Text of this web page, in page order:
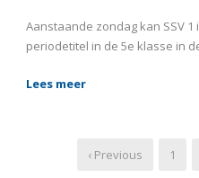
Aanstaande zondag kan SSV 1
periodetitel in de 5e klasse in
Lees meer
‹ Previous 1